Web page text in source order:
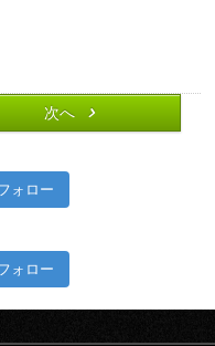
次へ
ォロー
ォロー